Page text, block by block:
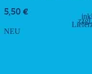
5,50 €
NEU